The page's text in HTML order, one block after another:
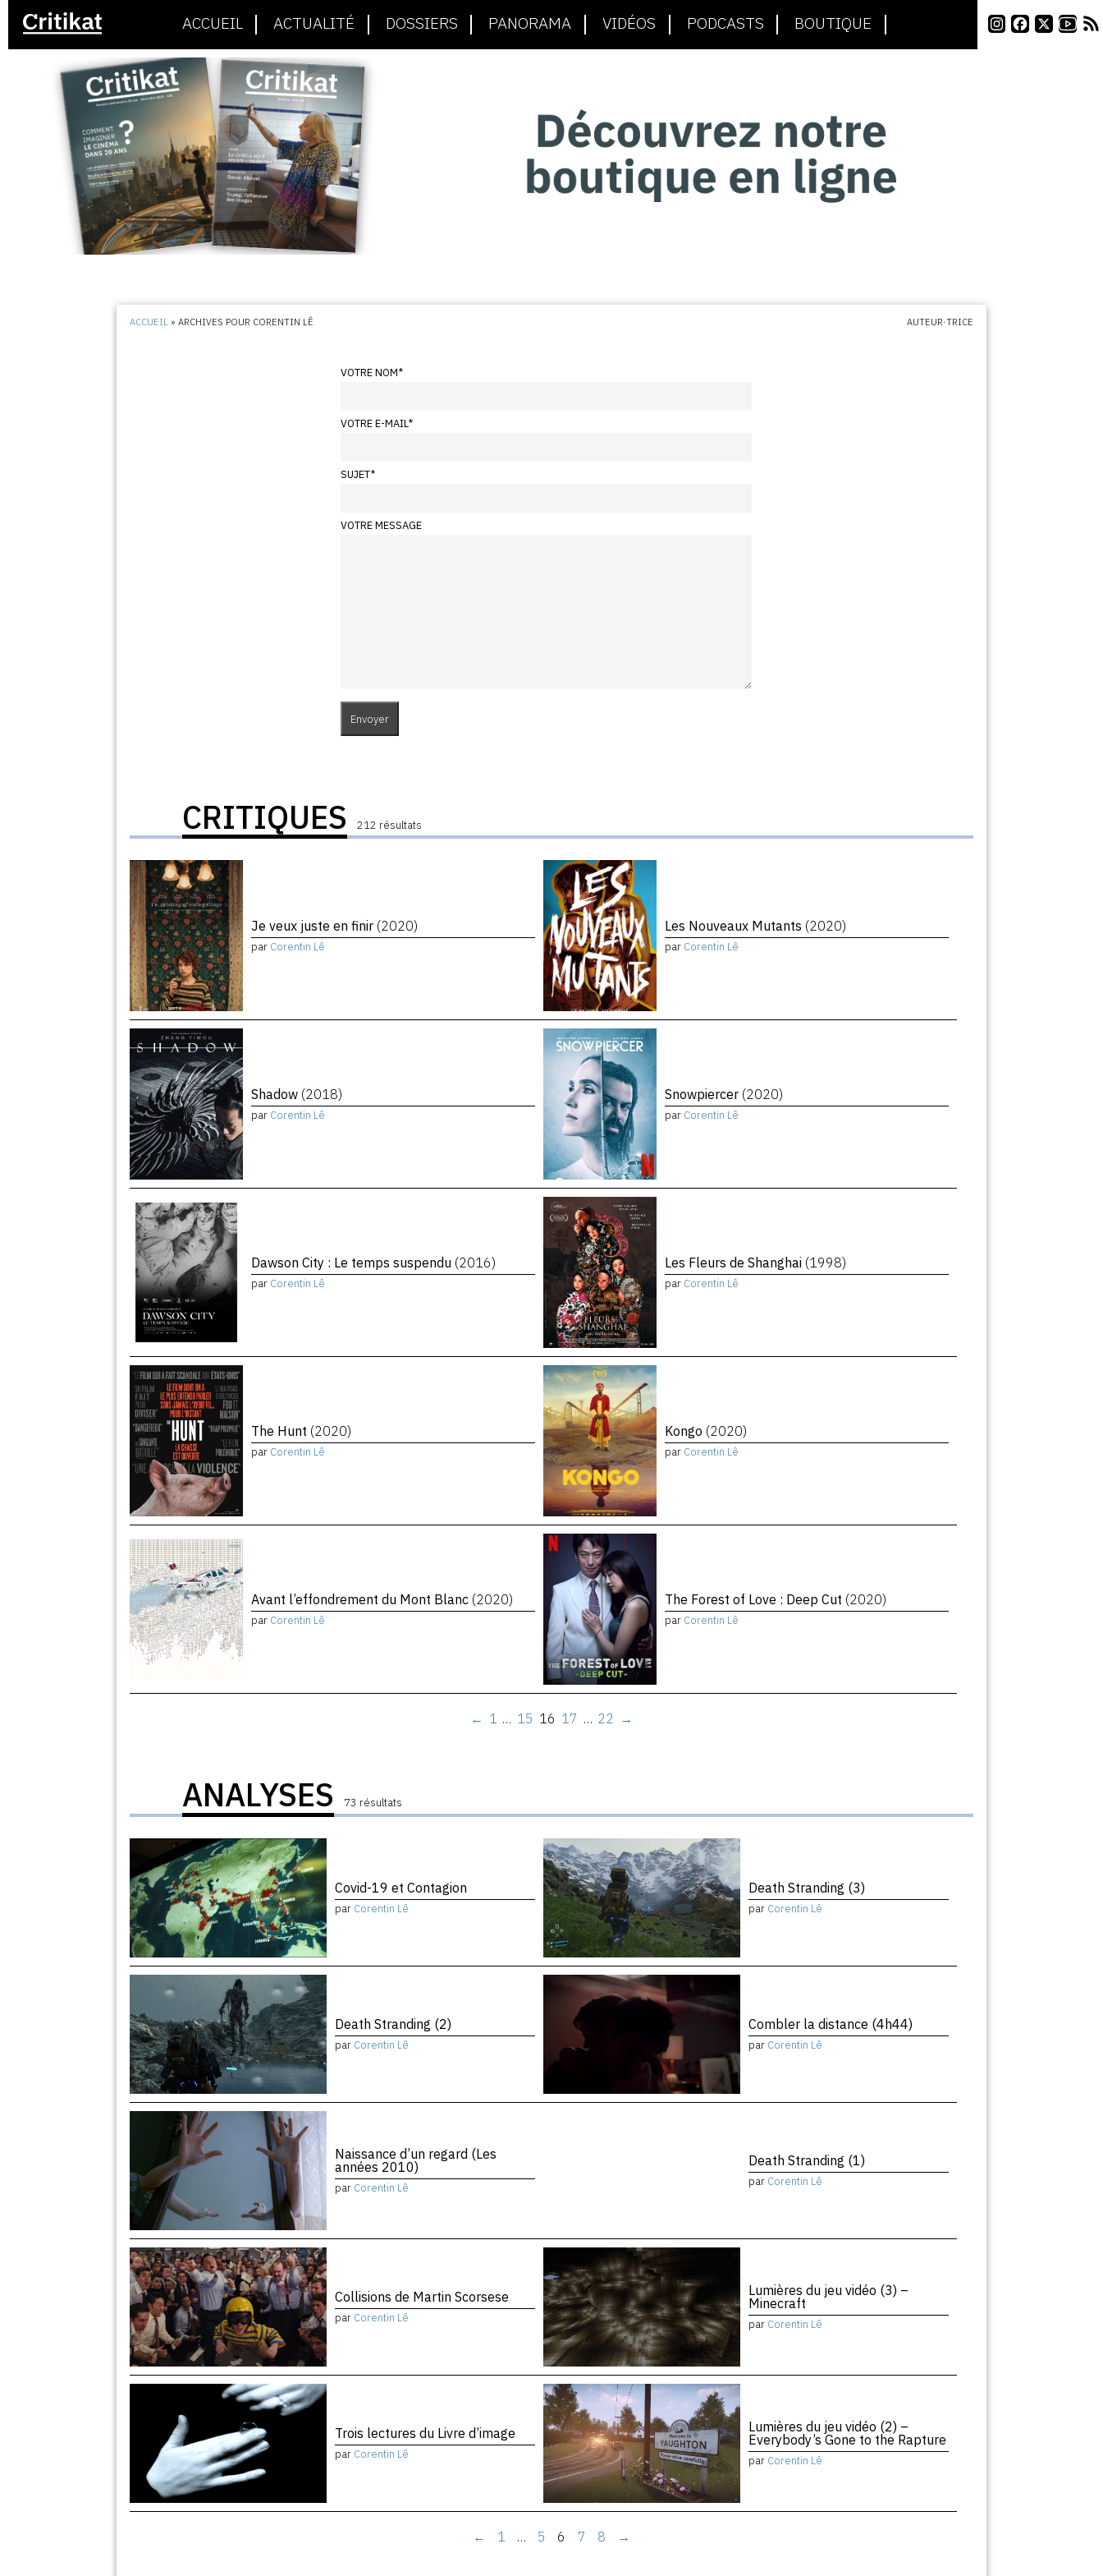
ACCUEIL ACTUALITÉ DOSSIERS PANORAMA VIDÉOS PODCASTS BOUTIQUE
ACCUEIL »ARCHIVES POUR CORENTIN LÊ AUTEUR·TRICE
VOTRE NOM*
VOTRE E-MAIL*
SUJET*
VOTRE MESSAGE
CRITIQUES 212 résultats
Je veux juste en finir (2020)
par Corentin Lê
Les Nouveaux Mutants (2020)
par Corentin Lê
Shadow (2018)
par Corentin Lê
Snowpiercer (2020)
par Corentin Lê
Dawson City : Le temps suspendu (2016)
par Corentin Lê
Les Fleurs de Shanghai (1998)
par Corentin Lê
The Hunt (2020)
par Corentin Lê
Kongo (2020)
par Corentin Lê
Avant l’effondrement du Mont Blanc (2020)
par Corentin Lê
The Forest of Love : Deep Cut (2020)
par Corentin Lê
← 1 … 15 16 17 … 22 →
ANALYSES 73 résultats
Covid-19 et Contagion
par Corentin Lê
Death Stranding (3)
par Corentin Lê
Death Stranding (2)
par Corentin Lê
Combler la distance (4h44)
par Corentin Lê
Naissance d’un regard (Les
années 2010)
par Corentin Lê
Death Stranding (1)
par Corentin Lê
Collisions de Martin Scorsese
par Corentin Lê
Lumières du jeu vidéo (3) –
Minecraft
par Corentin Lê
Trois lectures du Livre d’image
par Corentin Lê
Lumières du jeu vidéo (2) –
Everybody’s Gone to the Rapture
par Corentin Lê
← 1 … 5 6 7 8 →